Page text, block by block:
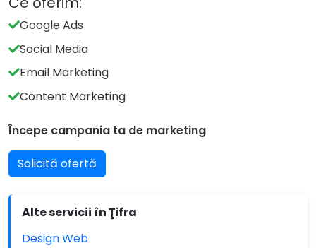
Google Ads
Social Media
Email Marketing
Content Marketing
Începe campania ta de marketing
Solicită ofertă
Alte servicii în Ţifra
Design Web